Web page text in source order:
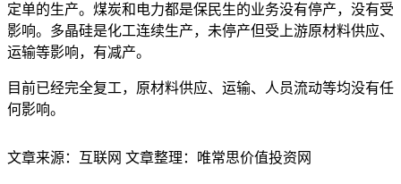
定单的生产。煤炭和电力都是保民生的业务没有停产，没有受
影响。多晶硅是化工连续生产，未停产但受上游原材料供应、
运输等影响，有减产。
目前已经完全复工，原材料供应、运输、人员流动等均没有任
何影响。
文章来源：互联网 文章整理：唯常思价值投资网